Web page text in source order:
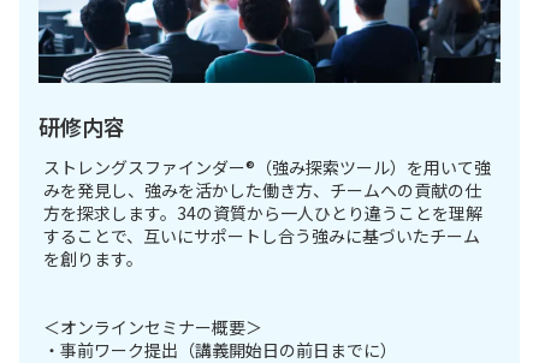
研修内容
ストレングスファインダー®（強み探索ツール）を用いて強
みを発見し、強みを活かした働き方、チームへの貢献の仕
方を探求します。34の資質から一人ひとり違うことを理解
することで、互いにサポートし合う強みに基づいたチーム
を創ります。
＜オンラインセミナー概要＞
・事前ワーク提出（講義開始日の前日までに）